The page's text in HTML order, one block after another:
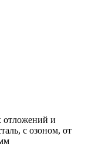
отложений и
с озоном, от